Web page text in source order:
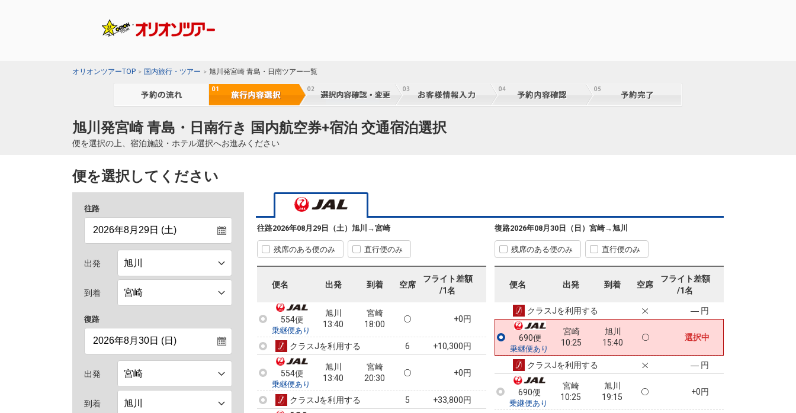
オリオンツアーTOP 国内旅行・ツアー 旭川発宮崎 青島・日南ツアー一覧
旭川発宮崎 青島・日南行き 国内航空券+宿泊 交通宿泊選択
便を選択の上、宿泊施設・ホテル選択へお進みください
便を選択してください
往路
出発
到着
復路
出発
到着
往路2026年08月29日（土） 旭川 →宮崎
残席のある便のみ 直行便のみ
便名 出発 到着 空席
フライト差額
/1名
552便
乗継便あり
旭川
16:00
3
552便
旭川
09:50
宮崎
18:00
選択中
+10,300円
554便
乗継便あり
旭川
13:40
宮崎
18:00
+0円
クラスJを利用する 6 +10,300円
554便
乗継便あり
旭川
13:40
宮崎
20:30
+0円
クラスJを利用する 5 +33,800円
復路2026年08月30日（日） 宮崎→旭川
残席のある便のみ 直行便のみ
便名 出発 到着 空席
フライト差額
/1名
688便
乗継便あり
宮崎
07:35
旭川
12:45
クラスJを利用する 6
688便
07:35
旭川
15:40
+0円
クラスJを利用する ― 円
690便
乗継便あり
宮崎
10:25
旭川
15:40
選択中
クラスJを利用する ― 円
690便
乗継便あり
宮崎
10:25
旭川
19:15
+0円